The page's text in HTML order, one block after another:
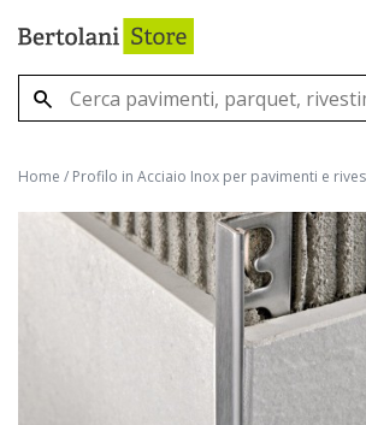
Home / Profilo in Acciaio Inox per pavimenti e